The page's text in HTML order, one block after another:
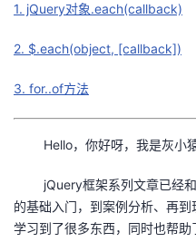
者
我
博
客
的
论
坛
我
的
圈
我
的
我
1. jQuery对象.each(callback)
2. $.each(object, [callback])
3. for..of方法
Hello，你好呀，我是灰小
jQuery框架系列文章已经
的基础入门，到案例分析、再
学习到了很多东西，同时也帮助